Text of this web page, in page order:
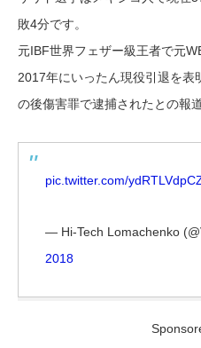
敗4分です。
元IBF世界フェザー級王者で元
2017年にいったん現役引退を表
の後傷害罪で逮捕されたとの報
pic.twitter.com/
— Hi-Tech Lomachenko
2018